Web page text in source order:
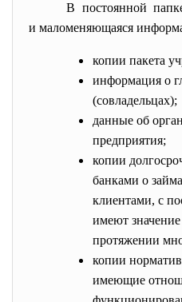
В постоянной
и маломеняющаяся
копии пакета
информация о
(совладельцах);
данные об
предприятия;
копии
банками о
клиентами, с
имеют значение
протяжении
копии
имеющие